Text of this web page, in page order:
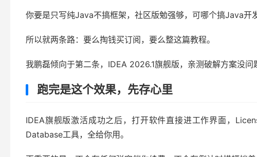
你要是只写纯Java不搞框架，社区版勉强够，可哪个搞Java开
所以就两条路：要么掏钱买订阅，要么整这篇教程。
我鹏磊倾向于第二条，IDEA 2026.1旗舰版，亲测破解方案没问
跑完是这个效果，先存心里
IDEA旗舰版激活成功之后，打开软件直接进工作界面，
Database工具，全给你用。